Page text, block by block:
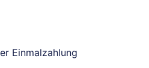
Einmalzahlung